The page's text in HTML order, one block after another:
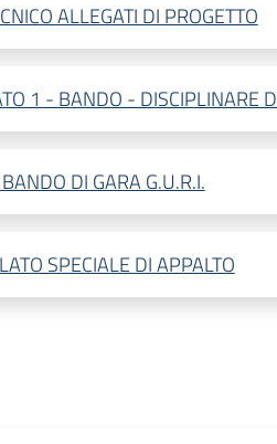
ALLEGATI DI PROGETTO
1 - BANDO - DISCIPLINARE
DI GARA G.U.R.I.
SPECIALE DI APPALTO